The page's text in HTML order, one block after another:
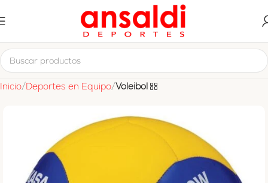
Inicio Deportes en Equipo Voleibol